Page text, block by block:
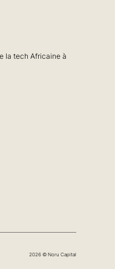
la tech Africaine à
2026 © Noru Capital